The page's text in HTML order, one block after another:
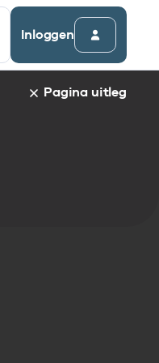
Inloggen
Pagina uitleg